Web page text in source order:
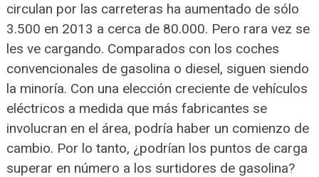
circulan por las carreteras ha aumentado de sólo
3.500 en 2013 a cerca de 80.000. Pero rara vez se
les ve cargando. Comparados con los coches
convencionales de gasolina o diesel, siguen siendo
la minoría. Con una elección creciente de vehículos
eléctricos a medida que más fabricantes se
involucran en el área, podría haber un comienzo de
cambio. Por lo tanto, ¿podrían los puntos de carga
superar en número a los surtidores de gasolina?